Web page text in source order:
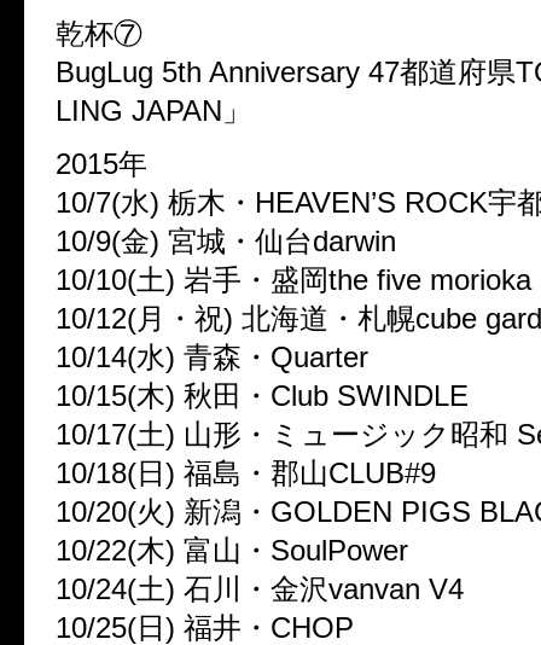
乾杯⑦
BugLug 5th Anniversary 47都道府県
LING JAPAN」
2015年
10/7(水) 栃木・HEAVEN’S ROCK宇
10/9(金) 宮城・仙台darwin
10/10(土) 岩手・盛岡the five morioka
10/12(月・祝) 北海道・札幌cube
10/14(水) 青森・Quarter
10/15(木) 秋田・Club SWINDLE
10/17(土) 山形・ミュージック昭和
10/18(日) 福島・郡山CLUB#9
10/20(火) 新潟・GOLDEN PIGS
10/22(木) 富山・SoulPower
10/24(土) 石川・金沢vanvan V4
10/25(日) 福井・CHOP